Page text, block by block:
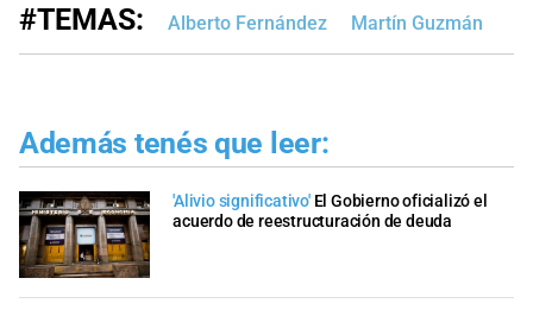
#TEMAS: Alberto Fernández Martín Guzmán
Además tenés que leer:
'Alivio significativo' El Gobierno oficializó el
acuerdo de reestructuración de deuda